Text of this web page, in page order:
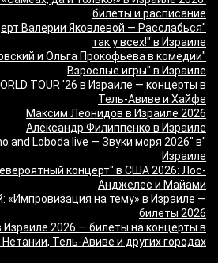
билеты и расписание
Валерии Яковлевой — Расслабься
так у всех!" в Израиле
и Ольга Прокофьева в комедии
Взрослые игры" в Израиле
TOUR '26 в Израиле — концерты в
Тель-Авиве и Хайфе
Максим Леонидов в Израиле 2026
Александр Филиппенко в Израиле
and Loboda live — Звуки моря 2026" в
Израиле
концерт" в США 2026: Лос-
Анджелес и Майами
«Импровизация на тему» в Израиле —
билеты 2026
2026 — билеты на концерты в
Тель-Авиве и других городах